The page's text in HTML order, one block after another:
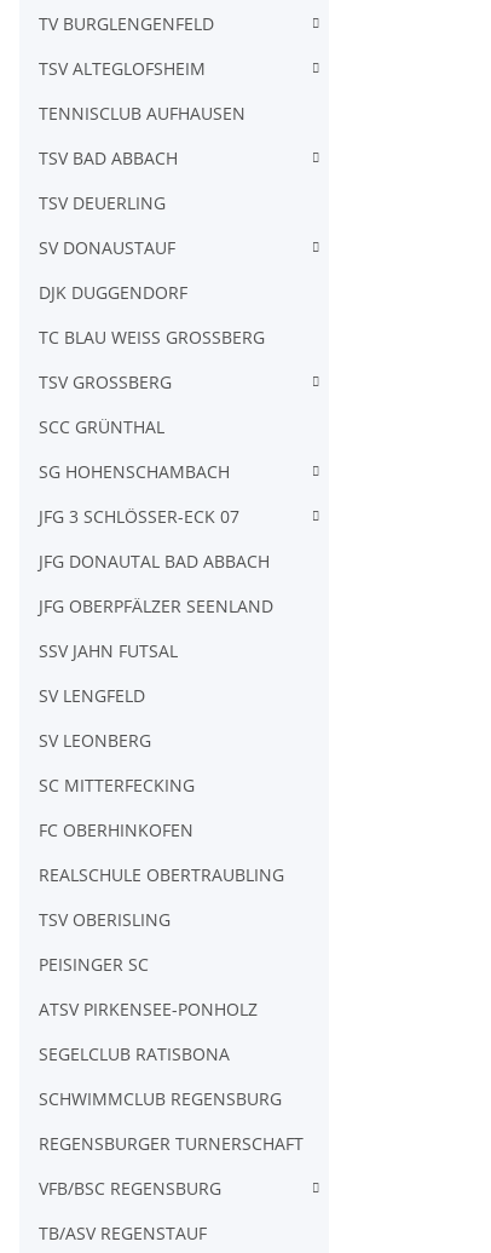
TV BURGLENGENFELD
TSV ALTEGLOFSHEIM
TENNISCLUB AUFHAUSEN
TSV BAD ABBACH
TSV DEUERLING
SV DONAUSTAUF
DJK DUGGENDORF
TC BLAU WEISS GROSSBERG
TSV GROSSBERG
SCC GRÜNTHAL
SG HOHENSCHAMBACH
JFG 3 SCHLÖSSER-ECK 07
JFG DONAUTAL BAD ABBACH
JFG OBERPFÄLZER SEENLAND
SSV JAHN FUTSAL
SV LENGFELD
SV LEONBERG
SC MITTERFECKING
FC OBERHINKOFEN
REALSCHULE OBERTRAUBLING
TSV OBERISLING
PEISINGER SC
ATSV PIRKENSEE-PONHOLZ
SEGELCLUB RATISBONA
SCHWIMMCLUB REGENSBURG
REGENSBURGER TURNERSCHAFT
VFB/BSC REGENSBURG
TB/ASV REGENSTAUF